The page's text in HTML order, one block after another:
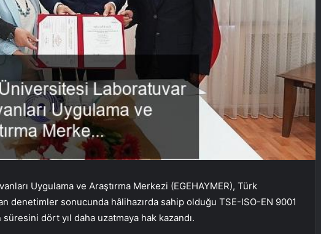
Uygulama ve Araştırma Merkezi (EGEHAYMER), Türk
denetimler sonucunda hâlihazırda sahip olduğu TSE-ISO-EN 9001
dört yıl daha uzatmaya hak kazandı.